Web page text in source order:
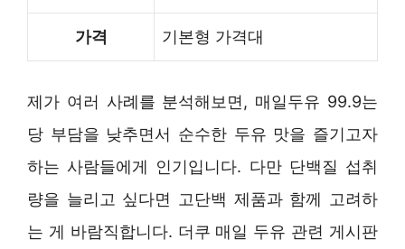
가격 기본형 가격대
제가 여러 사례를 분석해보면, 매일두유 99.9는
당 부담을 낮추면서 순수한 두유 맛을 즐기고자
하는 사람들에게 인기입니다. 다만 단백질 섭취
량을 늘리고 싶다면 고단백 제품과 함께 고려하
는 게 바람직합니다. 더쿠 매일 두유 관련 게시판